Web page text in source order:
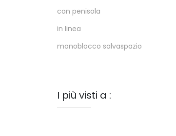
con penisola
in linea
monoblocco salvaspazio
I più visti a :